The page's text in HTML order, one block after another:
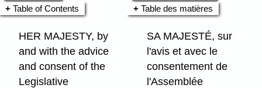
Table of Contents
Table des matières
HER MAJESTY, by
and with the advice
and consent of the
Legislative
SA MAJESTÉ, sur
l'avis et avec le
consentement de
l'Assemblée